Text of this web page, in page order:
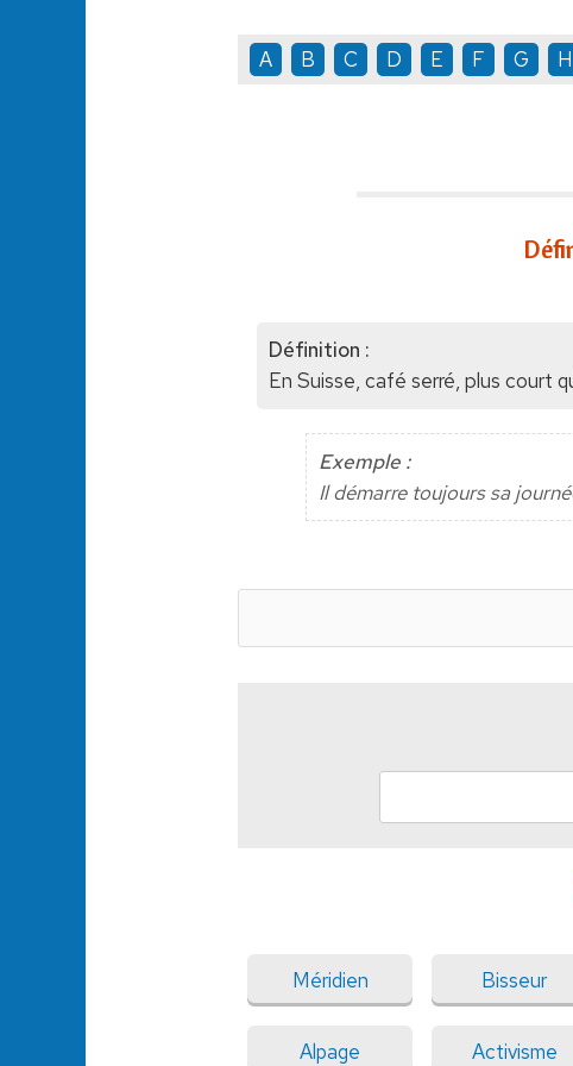
A B C D E F G H
Définition :
En Suisse, café serré, plus court
Exemple :
Il démarre toujours sa
Méridien Bisseur
Alpage Activisme